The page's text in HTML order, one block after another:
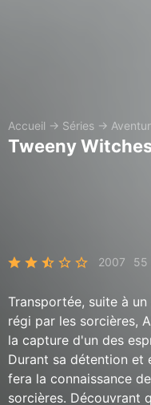
Accueil → Séries →
Tweeny
2007 55
Transportée, suite à
régi par les sorcières,
la capture d'un des
Durant sa détention et
fera la connaissance
sorcières. Découvrant